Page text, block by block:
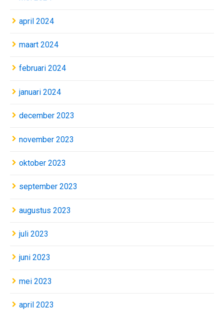
april 2024
maart 2024
februari 2024
januari 2024
december 2023
november 2023
oktober 2023
september 2023
augustus 2023
juli 2023
juni 2023
mei 2023
april 2023